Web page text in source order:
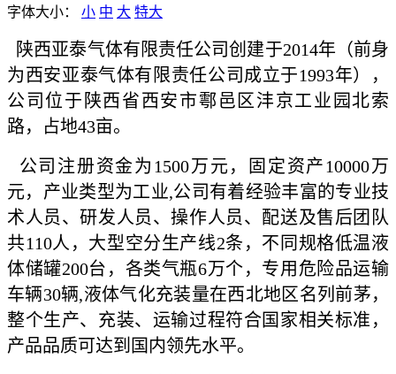
字体大小： 小 中 大 特大
陕西亚泰气体有限责任公司创建于2014年（前身
为西安亚泰气体有限责任公司成立于1993年），
公司位于陕西省西安市鄠邑区沣京工业园北索
路，占地43亩。
公司注册资金为1500万元，固定资产10000万
元，产业类型为工业,公司有着经验丰富的专业技
术人员、研发人员、操作人员、配送及售后团队
共110人，大型空分生产线2条，不同规格低温液
体储罐200台，各类气瓶6万个，专用危险品运输
车辆30辆,液体气化充装量在西北地区名列前茅，
整个生产、充装、运输过程符合国家相关标准，
产品品质可达到国内领先水平。